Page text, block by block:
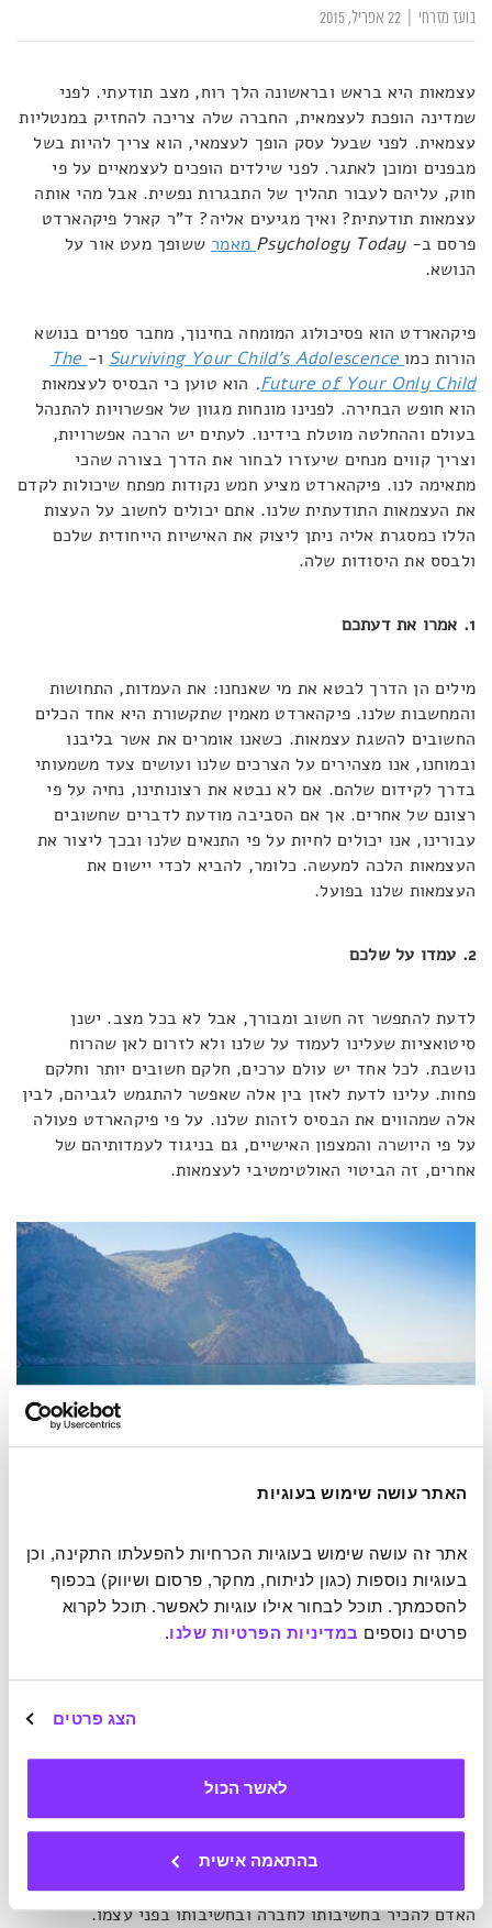
האתר עושה שימוש בעוגיות
פרטים נוספים במדיניות הפרטיות שלנו.
הצג פרטים
לאשר הכול
בהתאמה אישית
בועז מזרחי
עצמאות היא בראש ובראשונה הלך רוח, מצב תודעתי. לפני
שמדינה הופכת לעצמאית, החברה שלה צריכה להחזיק במנטליות
עצמאית. לפני שבעל עסק הופך לעצמאי, הוא צריך להיות בשל
מבפנים ומוכן לאתגר. לפני שילדים הופכים לעצמאיים על פי
חוק, עליהם לעבור תהליך של התבגרות נפשית. אבל מהי אותה
עצמאות תודעתית? ואיך מגיעים אליה? ד"ר קארל פיקהארדט
פרסם ב-Psychology Today מאמר ששופך מעט אור על
הנושא.
פיקהארדט הוא פסיכולוג המומחה בחינוך, מחבר ספרים בנושא
הורות כמו Surviving Your Child's Adolescence ו- The
Future of Your Only Child
. הוא טוען כי הבסיס לעצמאות
הוא חופש הבחירה. לפנינו מונחות מגוון של אפשרויות להתנהל
בעולם וההחלטה מוטלת בידינו. לעתים יש הרבה אפשרויות,
וצריך קווים מנחים שיעזרו לבחור את הדרך בצורה שהכי
מתאימה לנו. פיקהארדט מציע חמש נקודות מפתח שיכולות לקדם
את העצמאות התודעתית שלנו. אתם יכולים לחשוב על העצות
הללו כמסגרת אליה ניתן ליצוק את האישיות הייחודית שלכם
ולבסס את היסודות שלה.
1. אמרו את דעתכם
מילים הן הדרך לבטא את מי שאנחנו: את העמדות, התחושות
והמחשבות שלנו. פיקהארדט מאמין שתקשורת היא אחד הכלים
החשובים להשגת עצמאות. כשאנו אומרים את אשר בליבנו
ובמוחנו, אנו מצהירים על הצרכים שלנו ועושים צעד משמעותי
בדרך לקידום שלהם. אם לא נבטא את רצונותינו, נחיה על פי
רצונם של אחרים. אך אם הסביבה מודעת לדברים שחשובים
עבורינו, אנו יכולים לחיות על פי התנאים שלנו ובכך ליצור את
העצמאות הלכה למעשה. כלומר, להביא לכדי יישום את
העצמאות שלנו בפועל.
2. עמדו על שלכם
לדעת להתפשר זה חשוב ומבורך, אבל לא בכל מצב. ישנן
סיטואציות שעלינו לעמוד על שלנו ולא לזרום לאן שהרוח
נושבת. לכל אחד יש עולם ערכים, חלקם חשובים יותר וחלקם
פחות. עלינו לדעת לאזן בין אלה שאפשר להתגמש לגביהם, לבין
אלה שמהווים את הבסיס לזהות שלנו. על פי פיקהארדט פעולה
על פי היושרה והמצפון האישיים, גם בניגוד לעמדותיהם של
אחרים, זה הביטוי האולטימטיבי לעצמאות.
לבחור את היעד אליו אנו רוצים להגיע ואת הדרך לשם, עצמאות היא קודם
כל הלך רוח.
3. היו נוכחים
הראשון לכולנו יש מה שפיקהארדט מכנה "חוזים חברתיים".
שעלינו לעמוד בהם. כשהחברה יודעת שנגיע בזמן לתור,
שנתייצב למילואים, שנעזור לנזקק, היא יודעת שאפשר לסמוך
עלינו. אבל יותר חשוב מכך, אנחנו יכולים לסמוך על עצמנו.
הביטחון הזה שנהיה היכן שצריך כאשר צריך, הוא הביטוי למובן
השני של נוכחות, המנטלי. כלומר, כדי להיות עצמאי באמת, על
האדם להכיר בחשיבותו לחברה ובחשיבותו בפני עצמו.